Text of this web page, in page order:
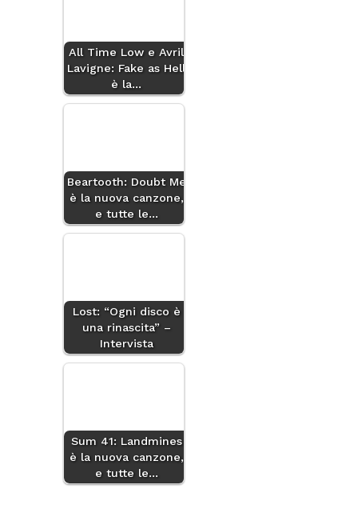
All Time Low e Avril
Lavigne: Fake as Hell
è la…
Beartooth: Doubt Me
è la nuova canzone,
e tutte le…
Lost: “Ogni disco è
una rinascita” –
Intervista
Sum 41: Landmines
è la nuova canzone,
e tutte le…